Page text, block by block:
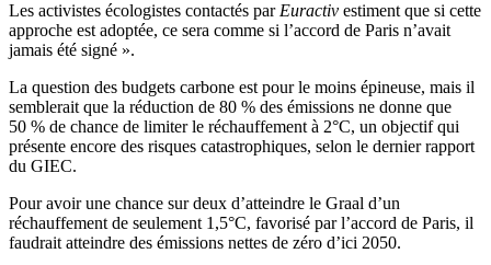
Les activistes écologistes contactés par Euractiv estiment que si cette
approche est adoptée, ce sera comme si l’accord de Paris n’avait
jamais été signé ».
La question des budgets carbone est pour le moins épineuse, mais il
semblerait que la réduction de 80 % des émissions ne donne que
50 % de chance de limiter le réchauffement à 2°C, un objectif qui
présente encore des risques catastrophiques, selon le dernier rapport
du GIEC.
Pour avoir une chance sur deux d’atteindre le Graal d’un
réchauffement de seulement 1,5°C, favorisé par l’accord de Paris, il
faudrait atteindre des émissions nettes de zéro d’ici 2050.